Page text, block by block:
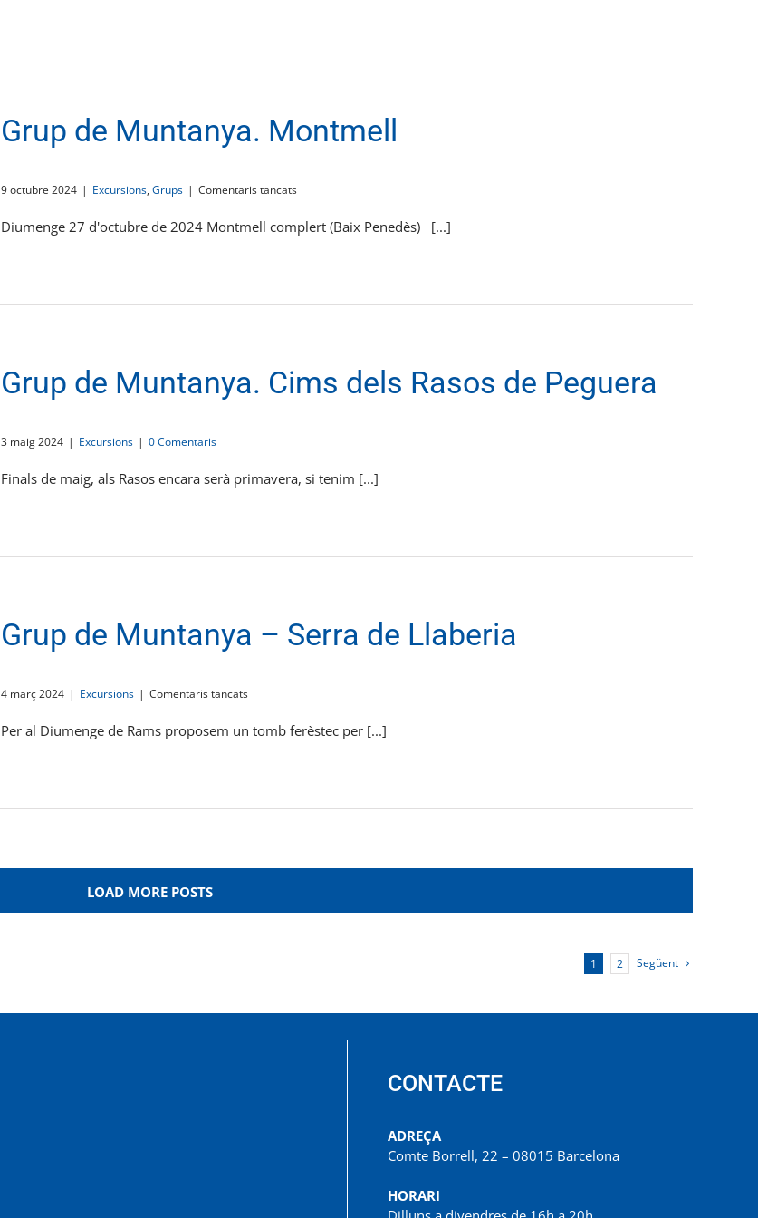
la
Grup de Muntanya. Montmell
9 octubre 2024 | Excursions, Grups | Comentaris tancatsa
de
Muntanya.
Diumenge 27 d'octubre de 2024 Montmell complert (Baix Penedès) [...]
Grup de Muntanya. Cims dels Rasos de Peguera
3 maig 2024 | Excursions | 0 Comentaris
Finals de maig, als Rasos encara serà primavera, si tenim [...]
Grup de Muntanya – Serra de Llaberia
4 març 2024 | Excursions | Comentaris tancatsa
de
Llaberia
Per al Diumenge de Rams proposem un tomb ferèstec per [...]
LOAD MORE POSTS
1 2 Següent
CONTACTE
ADREÇA
Comte Borrell, 22 – 08015 Barcelona
HORARI